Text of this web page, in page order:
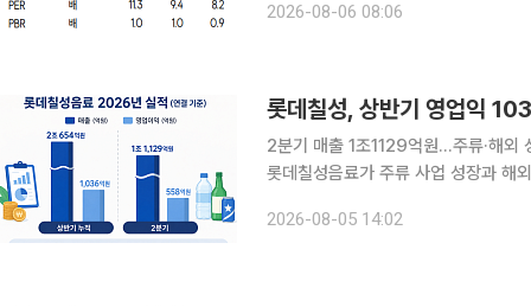
며 영업이익도 385억원을 기록하며
2026-08-06 08:06
롯데칠성, 상반기 영업익
2분기 매출 1조1129억원…주류·해
롯데칠성음료가 주류 사업 성장과 해
혔다. 지난해 같은 기간보다 각각
2026-08-05 14:02